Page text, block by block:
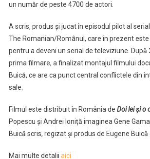
un număr de peste 4700 de actori.
A scris, produs și jucat în episodul pilot al
The Romanian/Românul, care în prezent
pentru a deveni un serial de televiziune. După
prima filmare, a finalizat montajul filmului
Buică, ce are ca punct central conflictele din
sale.
Filmul este distribuit în România de Doi lei și o
Popescu și Andrei Ioniță imaginea Gene
Buică scris, regizat și produs de Eugene
Mai multe detalii aici